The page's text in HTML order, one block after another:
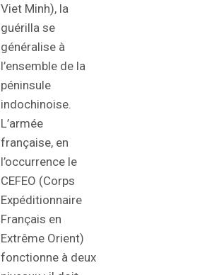
Viet Minh), la
guérilla se
généralise à
l’ensemble de la
péninsule
indochinoise.
L’armée
française, en
l’occurrence le
CEFEO (Corps
Expéditionnaire
Français en
Extrême Orient)
fonctionne à deux